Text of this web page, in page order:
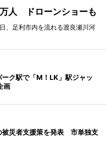
人 ドローンショーも
、足利市内を流れる渡良瀬川河
ク駅で「M！LK」駅ジャッ
画
被災者支援策を発表 市単独支